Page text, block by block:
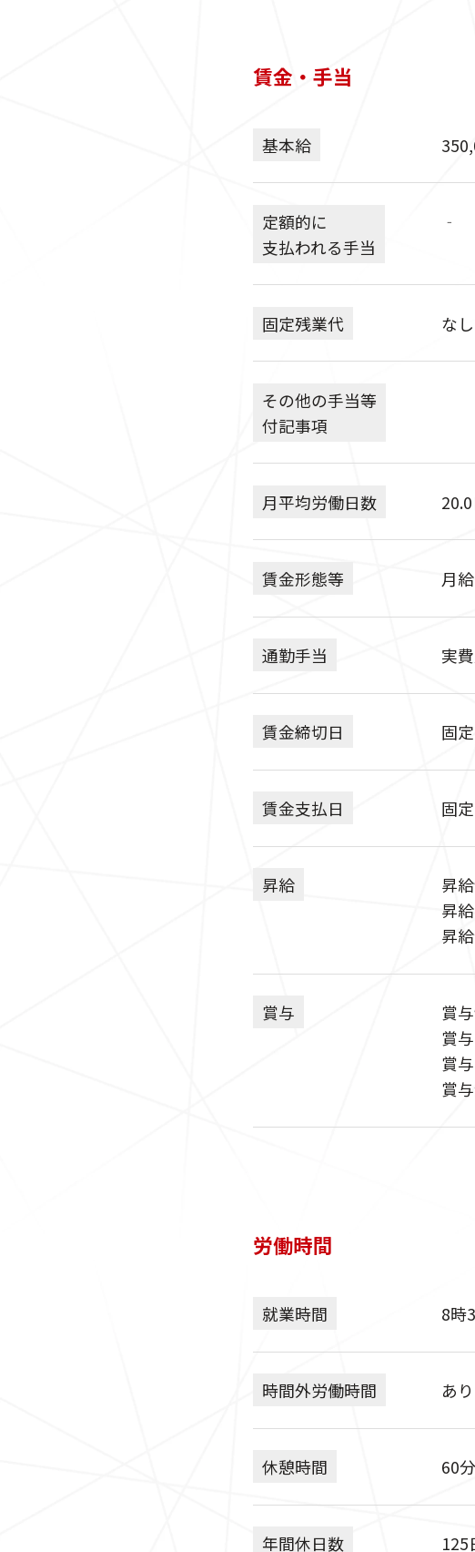
賃金・手当
基本給
定額的に
支払われる手当
‐
固定残業代 なし
その他の手当等
付記事項
月平均労働日数
賃金形態等 月給
通勤手当 実
賃金締切日 固
賃金支払日 固
昇給
昇
昇
昇
賞与
賞
賞
賞
賞
労働時間
就業時間 8時
時間外労働時間 あ
休憩時間 60分
年間休日数 125